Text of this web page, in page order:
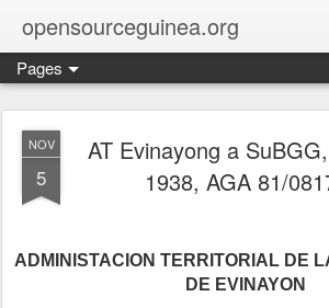
opensourceguinea.org
Pages
NOV
5
AT Evinayong a
1938, AGA 81/
ADMINISTACION TERRITORIAL DE
DE EVINAYON